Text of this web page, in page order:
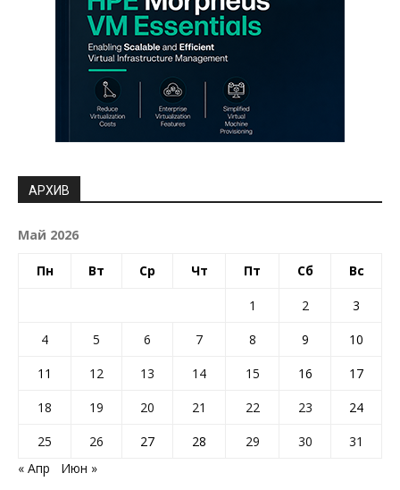
АРХИВ
Май 2026
Пн Вт Ср Чт Пт Сб Вс
1 2
3
4
5 6 7 8 9
10
11
12 13 14 15 16
17
18
19 20 21 22 23
24
25
26 27 28 29 30
31
« Апр
Июн »